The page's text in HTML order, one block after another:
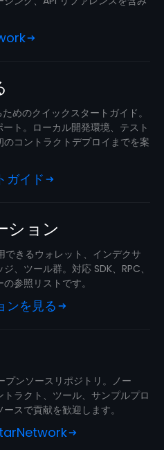
めのクイックスタートガイド。
ト。ローカル開発環境、テスト
コントラクトデプロイまでを案
ガイド
ション
きるウォレット、インデクサ
、ツール群。対応 SDK、RPC、
参照リストです。
ンを見る
ンソースリポジトリ。ノー
トラクト、ツール、サンプルプロ
スで貢献を歓迎します。